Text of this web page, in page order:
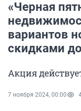
«Черная
вариантов
скидками
Акция
7 ноября 2024, 00:00